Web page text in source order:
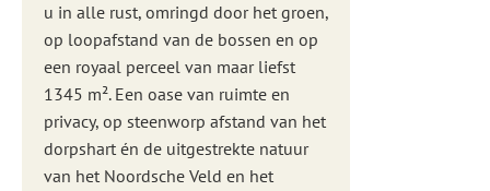
u in alle rust, omringd door het groen,
op loopafstand van de bossen en op
een royaal perceel van maar liefst
1345 m². Een oase van ruimte en
privacy, op steenworp afstand van het
dorpshart én de uitgestrekte natuur
van het Noordsche Veld en het